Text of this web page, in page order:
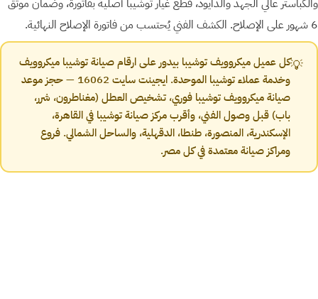
6 شهور على الإصلاح. الكشف الفني يُحتسب من فاتورة الإصلاح النهائية.
💡كل عميل ميكروويف توشيبا بيدور على ارقام صيانة توشيبا ميكروويف
وخدمة عملاء توشيبا الموحدة. ايجينت سايت 16062 — حجز موعد
صيانة ميكروويف توشيبا فوري، تشخيص العطل (مغناطرون، شرر،
باب) قبل وصول الفني، وأقرب مركز صيانة توشيبا في القاهرة،
الإسكندرية، المنصورة، طنطا، الدقهلية، والساحل الشمالي. فروع
ومراكز صيانة معتمدة في كل مصر.